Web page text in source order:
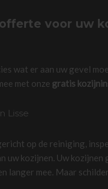
voor uw
wat er aan uw gevel
met onze gratis
Lisse
op de reiniging,
uw kozijnen. Uw kozijnen
langer mee. Maar